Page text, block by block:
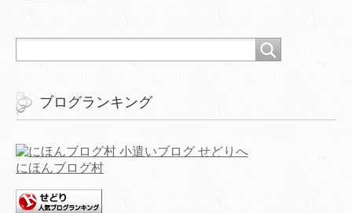
ブログランキング
にほんブログ村